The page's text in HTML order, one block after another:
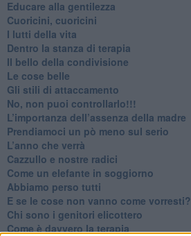
​Educare alla gentilezza
​Cuoricini, cuoricini
I lutti della vita
​Dentro la stanza di terapia
​Il bello della condivisione
Le cose belle
​Gli stili di attaccamento
No, non puoi controllarlo!!!
​L’importanza dell’assenza della madre
​Prendiamoci un pò meno sul serio
​L’anno che verrà
​Cazzullo e nostre radici
​Come un elefante in soggiorno
​Abbiamo perso tutti
E se le cose non vanno come vorresti?
​Chi sono i genitori elicottero
Come è davvero la terapia